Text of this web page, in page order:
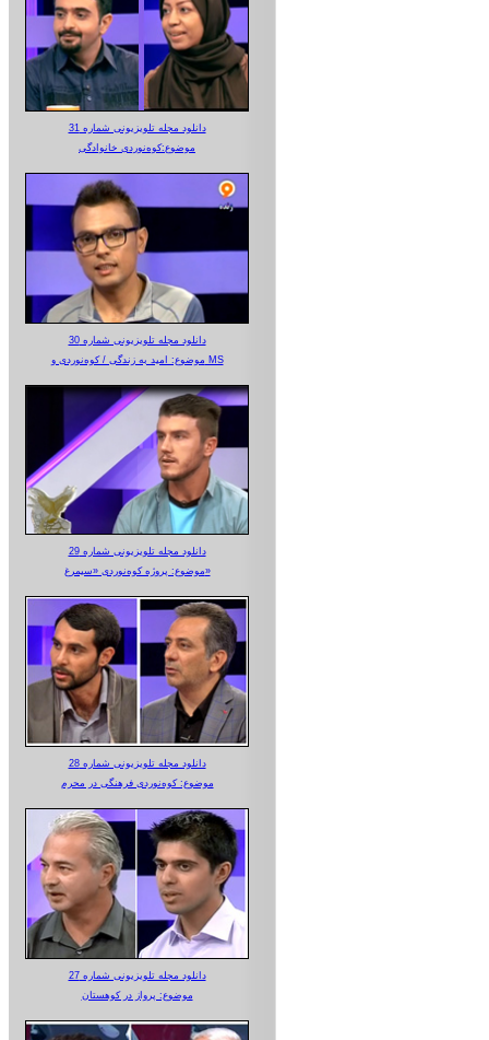
دانلود مجله تلویزیونی شماره 31
موضوع:کوه‌نوردی خانوادگی
دانلود مجله تلویزیونی شماره 30
موضوع: امید به زندگی / کوه‌نوردی و MS
دانلود مجله تلویزیونی شماره 29
موضوع: پروژه کوه‌نوردی «سیمرغ»
دانلود مجله تلویزیونی شماره 28
موضوع: کوه‌نوردی فرهنگی در محرم
دانلود مجله تلویزیونی شماره 27
موضوع: پرواز در کوهستان